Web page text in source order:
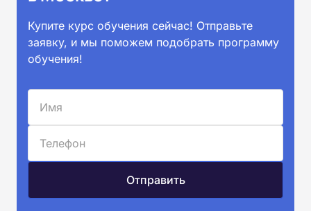
Купите курс обучения сейчас! Отправьте
заявку, и мы поможем подобрать программу
обучения!